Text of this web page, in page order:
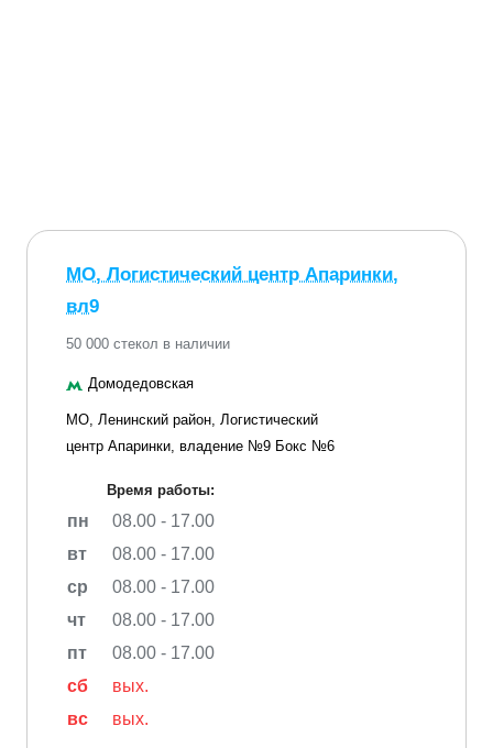
МО, Логистический центр Апаринки,
вл9
50 000 стекол в наличии
Домодедовская
МО, Ленинский район, Логистический
центр Апаринки, владение №9 Бокс №6
Время работы:
пн
08.00 - 17.00
вт
08.00 - 17.00
ср
08.00 - 17.00
чт
08.00 - 17.00
пт
08.00 - 17.00
сб
вых.
вс
вых.